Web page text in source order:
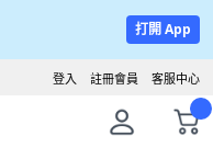
打開 App
客服中心
註冊會員
登入